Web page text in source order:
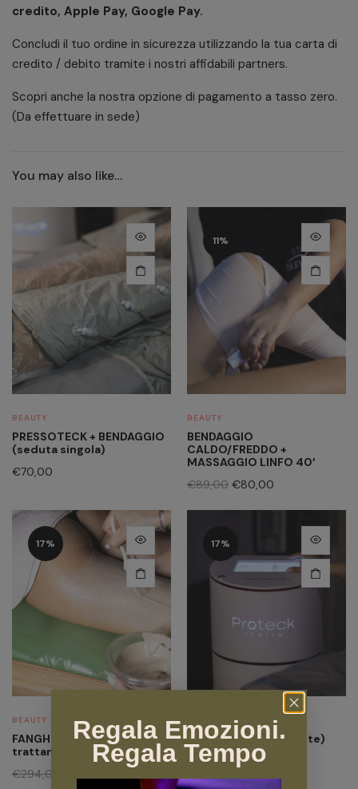
credito, Apple Pay, Google Pay.
Concludi il tuo ordine in sicurezza utilizzando la tua carta di
credito / debito tramite i nostri affidabili partners.
Scopri anche la nostra opzione di pagamento a tasso zero.
(Da effettuare in sede)
You may also like…
BEAUTY
PRESSOTECK + BENDAGGIO
(seduta singola)
€70,00
11%
BEAUTY
BENDAGGIO
CALDO/FREDDO +
MASSAGGIO LINFO 40′
€89,00 €80,00
17%
BEAUTY
FANGHI DETOSSINANTI (6
trattamenti)
€294,00
17%
PRESSOTECK (6 sedute)
€ 180,00 €150,00
Regala Emozioni.
Regala Tempo